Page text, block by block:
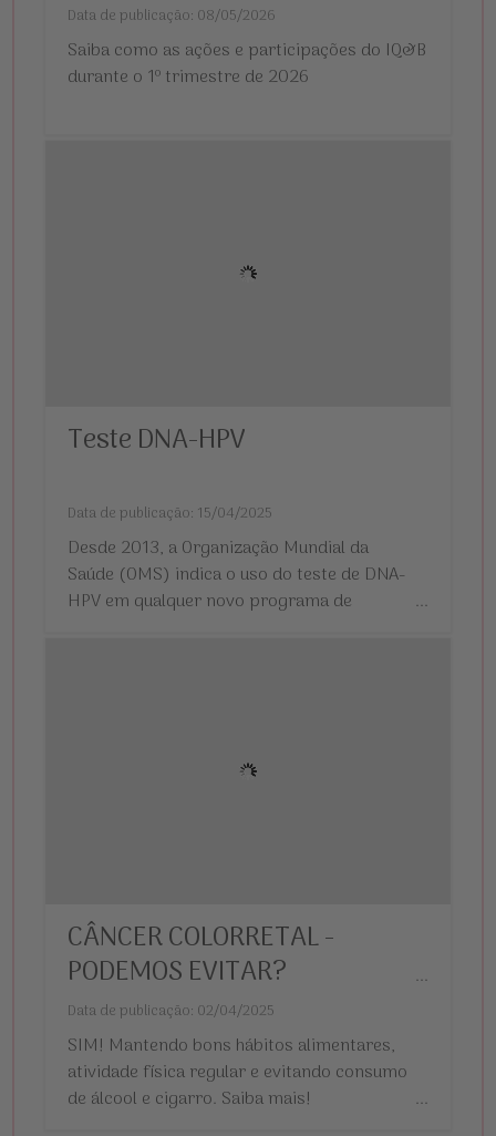
Data de publicação: 08/05/2026
Saiba como as ações e participações do IQ&B
durante o 1º trimestre de 2026
Teste DNA-HPV
Data de publicação: 15/04/2025
Desde 2013, a Organização Mundial da
Saúde (OMS) indica o uso do teste de DNA-
HPV em qualquer novo programa de
...
CÂNCER COLORRETAL -
PODEMOS EVITAR? ...
Data de publicação: 02/04/2025
SIM! Mantendo bons hábitos alimentares,
atividade física regular e evitando consumo
de álcool e cigarro. Saiba mais!
...